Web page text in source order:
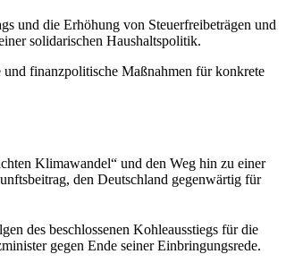
und die Erhöhung von Steuerfreibeträgen und
solidarischen Haushaltspolitik.
finanzpolitische Maßnahmen für konkrete
Klimawandel“ und den Weg hin zu einer
den Deutschland gegenwärtig für
des beschlossenen Kohleausstiegs für die
gegen Ende seiner Einbringungsrede.